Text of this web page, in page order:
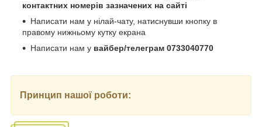
контактних номерів зазначених на сайті
Написати нам у нілай-чату, натиснувши кнопку в
правому нижньому кутку екрана
Написати нам у вайбер/телеграм 0733040770
Принцип нашої роботи: